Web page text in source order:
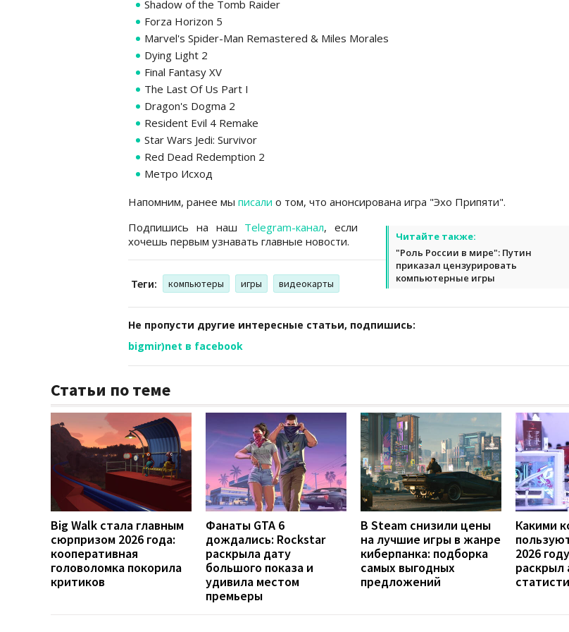
Shadow of the Tomb Raider
Forza Horizon 5
Marvel's Spider-Man Remastered & Miles Morales
Dying Light 2
Final Fantasy XV
The Last Of Us Part I
Dragon's Dogma 2
Resident Evil 4 Remake
Star Wars Jedi: Survivor
Red Dead Redemption 2
Метро Исход
Напомним, ранее мы писали о том, что анонсирована игра "Эхо Припяти".
Читайте также:
"Роль России в мире": Путин
приказал цензурировать
компьютерные игры
Подпишись на наш Telegram-канал, если
хочешь первым узнавать главные новости.
Теги: компьютеры игры видеокарты
Не пропусти другие интересные статьи, подпишись:
bigmir)net в facebook
Статьи по теме
Big Walk стала главным
сюрпризом 2026 года:
кооперативная
головоломка покорила
критиков
Фанаты GTA 6
дождались: Rockstar
раскрыла дату
большого показа и
удивила местом
премьеры
В Steam снизили цены
на лучшие игры в жанре
киберпанка: подборка
самых выгодных
предложений
Какими
2026
раскрыл